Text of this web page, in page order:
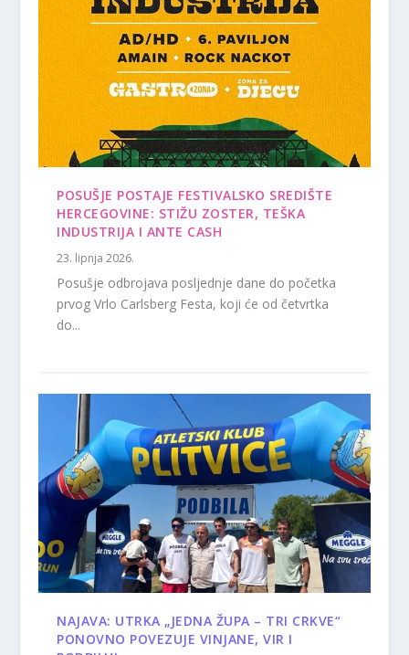
POSUŠJE POSTAJE FESTIVALSKO SREDIŠTE
HERCEGOVINE: STIŽU ZOSTER, TEŠKA
INDUSTRIJA I ANTE CASH
23. lipnja 2026.
Posušje odbrojava posljednje dane do početka
prvog Vrlo Carlsberg Festa, koji će od četvrtka
do...
NAJAVA: UTRKA „JEDNA ŽUPA – TRI CRKVE“
PONOVNO POVEZUJE VINJANE, VIR I